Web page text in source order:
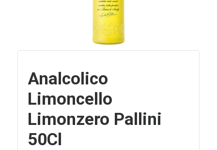
Analcolico
Limoncello
Limonzero Pallini
50Cl